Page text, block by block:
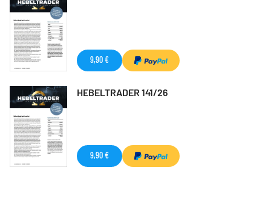
9,90 €
HEBELTRADER 141/26
9,90 €